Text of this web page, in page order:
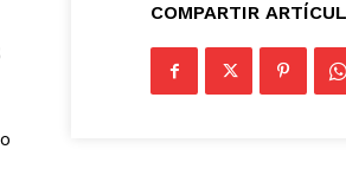
COMPARTIR